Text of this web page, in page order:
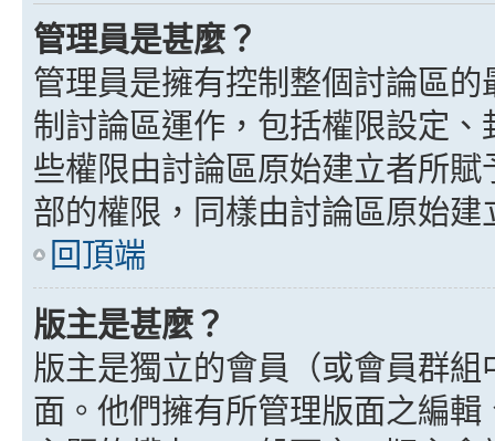
管理員是甚麼？
管理員是擁有控制整個討論區
制討論區運作，包括權限設定
些權限由討論區原始建立者所
部的權限，同樣由討論區原始建
回頂端
版主是甚麼？
版主是獨立的會員（或會員群
面。他們擁有所管理版面之編